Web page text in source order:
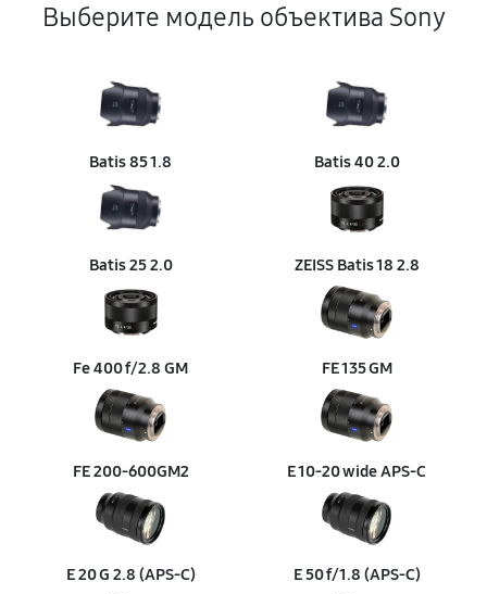
Восстановление после попадания влаги
720 руб 60 минут
Восстановление узла фокусировки
Восстановление переходных шлейфов
1170 руб
Замена направляющих
450 руб
Замена светофильтра
810 руб 60 минут
Выберите модель объектива Sony
Batis 85 1.8 Batis 40 2.0
Batis 25 2.0 ZEISS Batis 18 2.8
Fe 400 f/2.8 GM FE 135 GM
FE 200‑600GM2 E 10‑20 wide APS‑C
E 20 G 2.8 (APS‑C) E 50 f/1.8 (APS‑C)